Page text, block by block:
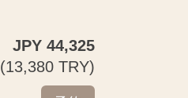
JPY 44,325
(13,380 TRY)